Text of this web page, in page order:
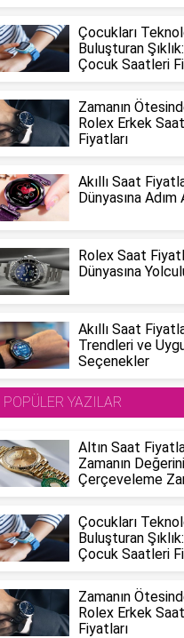
Çocukları
Buluşturan
Çocuk Saatleri
Zamanın
Rolex Erkek Saat
Fiyatları
Akıllı Saat
Dünyasına Adım
Rolex Saat
Dünyasına
Akıllı Saat
Trendleri ve
Seçenekler
POPÜLER YAZILAR
Altın Saat
Zamanın
Çerçeveleme
Çocukları
Buluşturan
Çocuk Saatleri
Zamanın
Rolex Erkek Saat
Fiyatları